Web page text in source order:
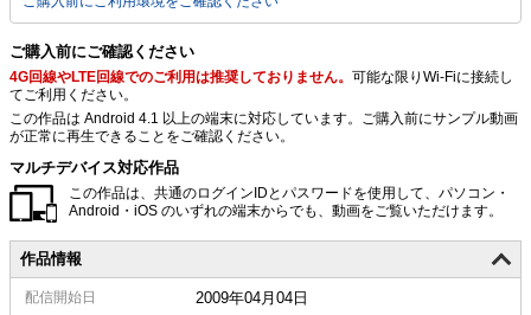
ご購入前にご確認ください
4G回線やLTE回線でのご利用は推奨しておりません。 可能な限りWi-Fiに接続し
てご利用ください。
この作品は Android 4.1 以上の端末に対応しています。ご購入前にサンプル動画
が正常に再生できることをご確認ください。
マルチデバイス対応作品
この作品は、共通のログインIDとパスワードを使用して、パソコン・
Android・iOS のいずれの端末からでも、動画をご覧いただけます。
作品情報
配信開始日 2009年04月04日